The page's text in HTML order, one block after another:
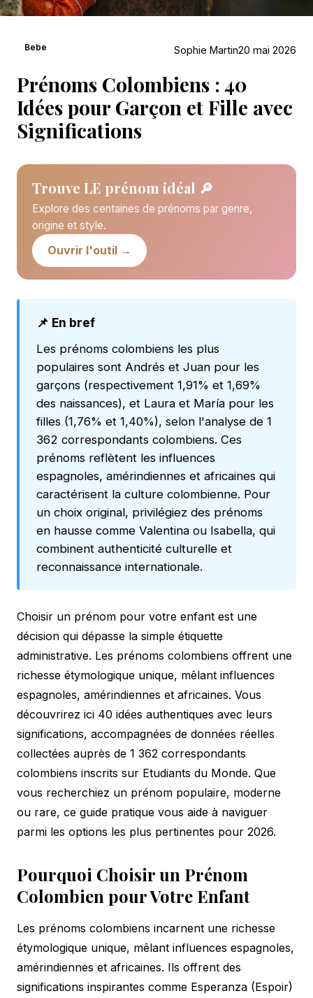
Bebe Sophie Martin20 mai 2026
Prénoms Colombiens : 40
Idées pour Garçon et Fille avec
Significations
Trouve LE prénom idéal 🔎
Explore des centaines de prénoms par genre,
origine et style.
Ouvrir l'outil →
📌 En bref
Les prénoms colombiens les plus
populaires sont Andrés et Juan pour les
garçons (respectivement 1,91% et 1,69%
des naissances), et Laura et María pour les
filles (1,76% et 1,40%), selon l'analyse de 1
362 correspondants colombiens. Ces
prénoms reflètent les influences
espagnoles, amérindiennes et africaines qui
caractérisent la culture colombienne. Pour
un choix original, privilégiez des prénoms
en hausse comme Valentina ou Isabella, qui
combinent authenticité culturelle et
reconnaissance internationale.
Choisir un prénom pour votre enfant est une
décision qui dépasse la simple étiquette
administrative. Les prénoms colombiens offrent une
richesse étymologique unique, mêlant influences
espagnoles, amérindiennes et africaines. Vous
découvrirez ici 40 idées authentiques avec leurs
significations, accompagnées de données réelles
collectées auprès de 1 362 correspondants
colombiens inscrits sur Etudiants du Monde. Que
vous recherchiez un prénom populaire, moderne
ou rare, ce guide pratique vous aide à naviguer
parmi les options les plus pertinentes pour 2026.
Pourquoi Choisir un Prénom
Colombien pour Votre Enfant
Les prénoms colombiens incarnent une richesse
étymologique unique, mêlant influences espagnoles,
amérindiennes et africaines. Ils offrent des
significations inspirantes comme Esperanza (Espoir)